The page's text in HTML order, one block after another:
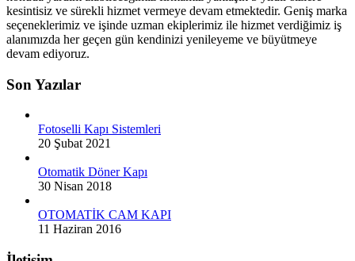
kesintisiz ve sürekli hizmet vermeye devam etmektedir. Geniş marka
seçeneklerimiz ve işinde uzman ekiplerimiz ile hizmet verdiğimiz iş
alanımızda her geçen gün kendinizi yenileyeme ve büyütmeye
devam ediyoruz.
Son Yazılar
Fotoselli Kapı Sistemleri
20 Şubat 2021
Otomatik Döner Kapı
30 Nisan 2018
OTOMATİK CAM KAPI
11 Haziran 2016